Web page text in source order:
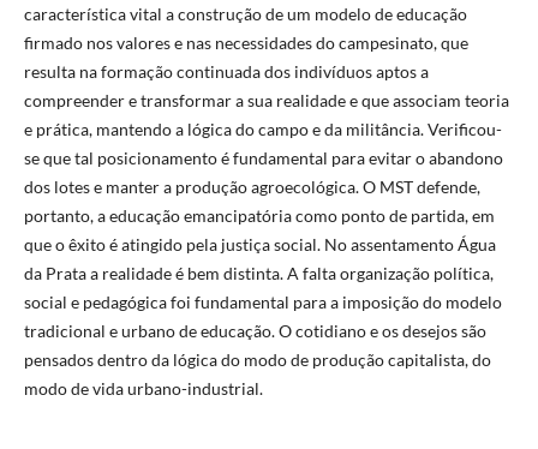
característica vital a construção de um modelo de educação
firmado nos valores e nas necessidades do campesinato, que
resulta na formação continuada dos indivíduos aptos a
compreender e transformar a sua realidade e que associam teoria
e prática, mantendo a lógica do campo e da militância. Verificou-
se que tal posicionamento é fundamental para evitar o abandono
dos lotes e manter a produção agroecológica. O MST defende,
portanto, a educação emancipatória como ponto de partida, em
que o êxito é atingido pela justiça social. No assentamento Água
da Prata a realidade é bem distinta. A falta organização política,
social e pedagógica foi fundamental para a imposição do modelo
tradicional e urbano de educação. O cotidiano e os desejos são
pensados dentro da lógica do modo de produção capitalista, do
modo de vida urbano-industrial.